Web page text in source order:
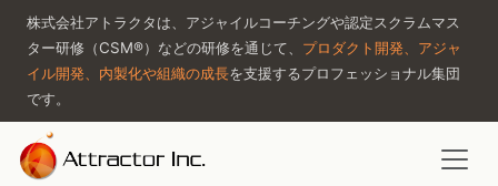
株式会社アトラクタは、アジャイルコーチングや認定スクラムマス
ター研修（CSM®）などの研修を通じて、 プロダクト開発、アジャ
イル開発、内製化や組織の成長を支援するプロフェッショナル集団
です。